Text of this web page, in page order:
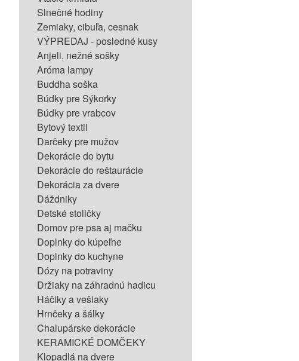
Slnečné hodiny
Zemiaky, cibuľa, cesnak
VÝPREDAJ - posledné kusy
Anjeli, nežné sošky
Aróma lampy
Buddha soška
Búdky pre Sýkorky
Búdky pre vrabcov
Bytový textil
Darčeky pre mužov
Dekorácie do bytu
Dekorácie do reštaurácie
Dekorácia za dvere
Dáždniky
Detské stoličky
Domov pre psa aj mačku
Doplnky do kúpeľne
Doplnky do kuchyne
Dózy na potraviny
Držiaky na záhradnú hadicu
Háčiky a vešiaky
Hrnčeky a šálky
Chalupárske dekorácie
KERAMICKÉ DOMČEKY
Klopadlá na dvere